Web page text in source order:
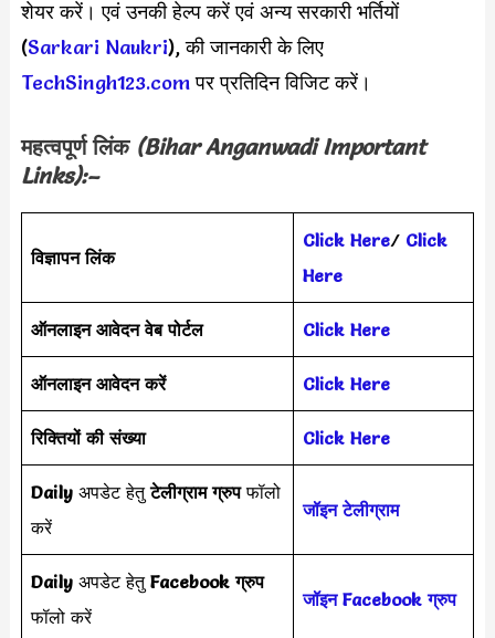
शेयर करें। एवं उनकी हेल्प करें एवं अन्य सरकारी भर्तियों
(Sarkari Naukri), की जानकारी के लिए
TechSingh123.comपर प्रतिदिन विजिट करें।
महत्वपूर्ण लिंक (Bihar Anganwadi Important
Links):–
विज्ञापन लिंक
Click Here/ Click
Here
ऑनलाइन आवेदन वेब पोर्टल Click Here
ऑनलाइन आवेदन करें Click Here
रिक्तियों की संख्या Click Here
Daily अपडेट हेतुटेलीग्राम ग्रुपफॉलो
करें
जॉइन टेलीग्राम
Daily अपडेट हेतुFacebook ग्रुप
फॉलो करें
जॉइन Facebook ग्रुप